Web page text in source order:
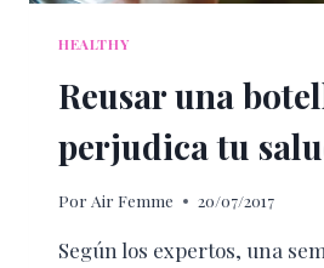
HEALTHY
Reusar una
perjudica tu
Por Air Femme 20/07/2017
Según los expertos, una